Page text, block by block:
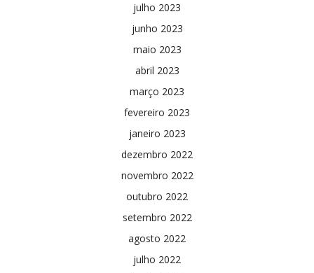
julho 2023
junho 2023
maio 2023
abril 2023
março 2023
fevereiro 2023
janeiro 2023
dezembro 2022
novembro 2022
outubro 2022
setembro 2022
agosto 2022
julho 2022